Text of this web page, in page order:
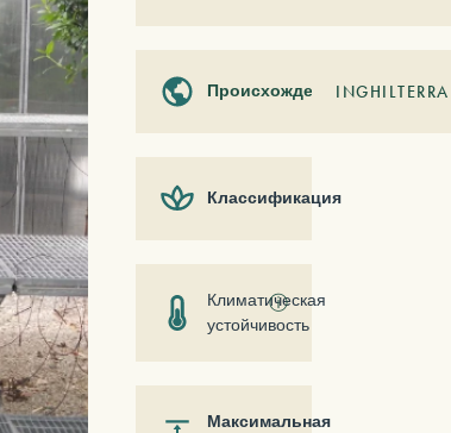
ПроисхождениеINGHILTERRA
Классификация
Климатическая
устойчивость
ⓘ
Максимальная